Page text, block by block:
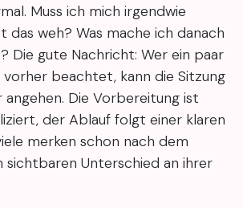
Muss ich mich irgendwie
das weh? Was mache ich danach
Die gute Nachricht: Wer ein paar
beachtet, kann die Sitzung
Die Vorbereitung ist
der Ablauf folgt einer klaren
merken schon nach dem
sichtbaren Unterschied an ihrer